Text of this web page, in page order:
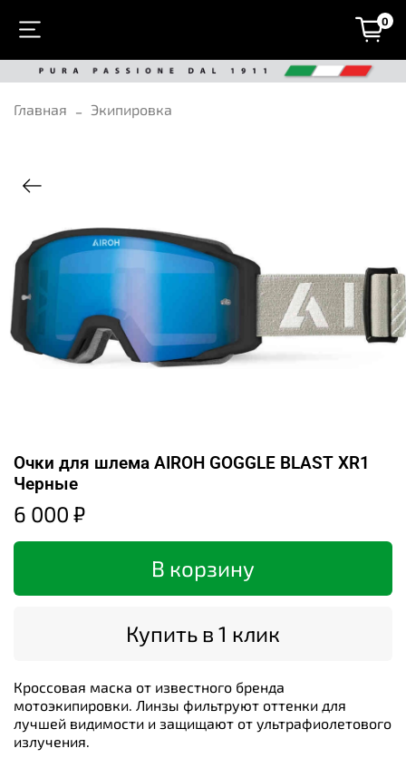
0
Главная Экипировка
Очки для шлема AIROH GOGGLE BLAST XR1
Черные
6 000 ₽
В корзину
Купить в 1 клик
Кроссовая маска от известного бренда
мотоэкипировки. Линзы фильтруют оттенки для
лучшей видимости и защищают от ультрафиолетового
излучения.